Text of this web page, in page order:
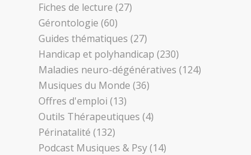
Fiches de lecture (27)
Gérontologie (60)
Guides thématiques (27)
Handicap et polyhandicap (230)
Maladies neuro-dégénératives (124)
Musiques du Monde (36)
Offres d'emploi (13)
Outils Thérapeutiques (4)
Périnatalité (132)
Podcast Musiques & Psy(14)